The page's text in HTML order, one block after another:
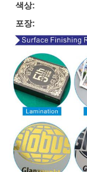
색상:
포장: